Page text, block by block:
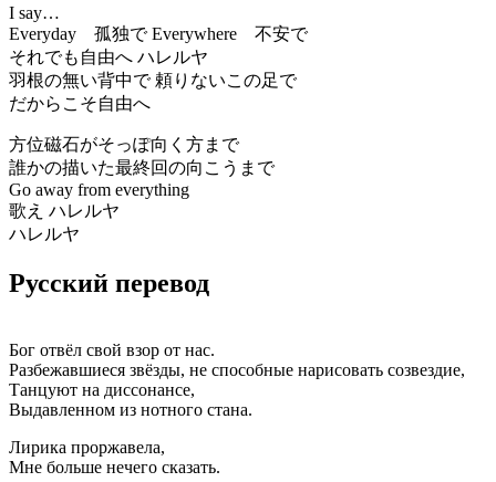
I say…
Everyday 孤独で Everywhere 不安で
それでも自由へ ハレルヤ
羽根の無い背中で 頼りないこの足で
だからこそ自由へ
方位磁石がそっぽ向く方まで
誰かの描いた最終回の向こうまで
Go away from everything
歌え ハレルヤ
ハレルヤ
Русский перевод
Бог отвёл свой взор от нас.
Разбежавшиеся звёзды, не способные нарисовать созвездие,
Танцуют на диссонансе,
Выдавленном из нотного стана.
Лирика проржавела,
Мне больше нечего сказать.